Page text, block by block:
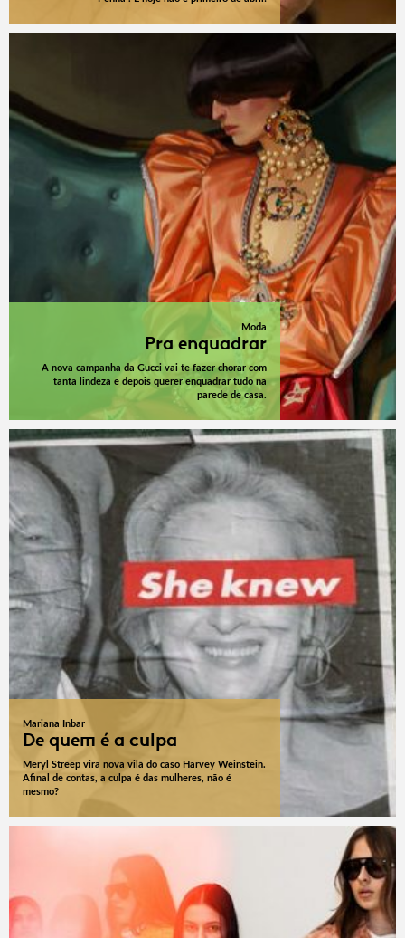
Moda
Pra enquadrar
A nova campanha da Gucci vai te fazer chorar com
tanta lindeza e depois querer enquadrar tudo na
parede de casa.
Mariana Inbar
De quem é a culpa
Meryl Streep vira nova vilã do caso Harvey Weinstein.
Afinal de contas, a culpa é das mulheres, não é
mesmo?